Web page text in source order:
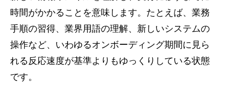
時間がかかることを意味します。たとえば、業務
手順の習得、業界用語の理解、新しいシステムの
操作など、いわゆるオンボーディング期間に見ら
れる反応速度が基準よりもゆっくりしている状態
です。